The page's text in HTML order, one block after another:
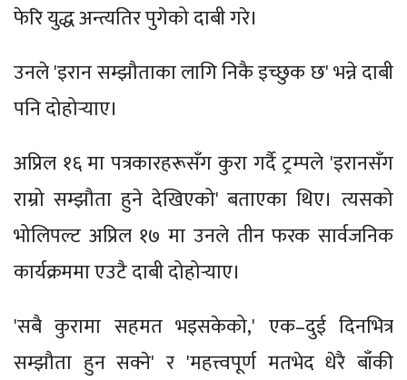
फेरि युद्ध अन्त्यतिर पुगेको दाबी गरे।
उनले 'इरान सम्झौताका लागि निकै इच्छुक छ' भन्ने दाबी
पनि दोहोर्‍याए।
अप्रिल १६ मा पत्रकारहरूसँग कुरा गर्दै ट्रम्पले 'इरानसँग
राम्रो सम्झौता हुने देखिएको' बताएका थिए। त्यसको
भोलिपल्ट अप्रिल १७ मा उनले तीन फरक सार्वजनिक
कार्यक्रममा एउटै दाबी दोहोर्‍याए।
'सबै कुरामा सहमत भइसकेको,' एक–दुई दिनभित्र
सम्झौता हुन सक्ने' र 'महत्त्वपूर्ण मतभेद धेरै बाँकी